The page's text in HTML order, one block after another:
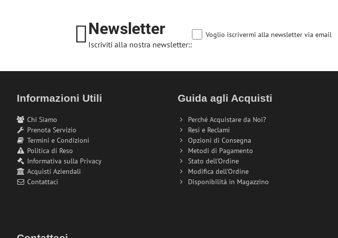
Newsletter
Iscriviti alla nostra newsletter::
Voglio iscrivermi alla newsletter via email
Informazioni Utili
Chi Siamo
Prenota Servizio
Termini e Condizioni
Politica di Reso
Informativa sulla Privacy
Acquisti Aziendali
Contattaci
Guida agli Acquisti
Perché Acquistare da Noi?
Resi e Reclami
Opzioni di Consegna
Metodi di Pagamento
Stato dell'Ordine
Modifica dell'Ordine
Disponibilità in Magazzino